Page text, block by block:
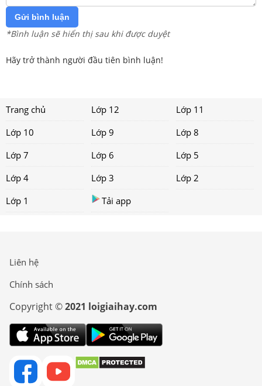
Gửi bình luận
*Bình luận sẽ hiển thị sau khi được duyệt
Hãy trở thành người đầu tiên bình luận!
Trang chủ Lớp 12
Lớp 11
Lớp 10
Lớp 9
Lớp 8
Lớp 7
Lớp 6
Lớp 5
Lớp 4
Lớp 3
Lớp 2
Lớp 1
Tải app
Liên hệ
Chính sách
Copyright ©2021 loigiaihay.com